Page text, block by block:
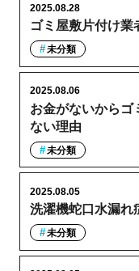
ゴミ屋敷片付け業
2025.08.28
未分類
お金がないからゴ
ない理由
2025.08.06
未分類
洗濯機蛇口水漏れ
2025.08.05
未分類